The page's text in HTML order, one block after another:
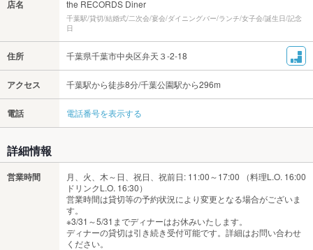
店名 the RECORDS Diner
千葉駅/貸切/結婚式/二次会/宴会/ダイニングバー/ランチ/女子会/誕生日/記念
日
住所 千葉県千葉市中央区弁天３-2-18
アクセス 千葉駅から徒歩8分/千葉公園駅から296m
電話 電話番号を表示する
詳細情報
営業時間
月、火、木～日、祝日、祝前日: 11:00～17:00 （料理L.O. 16:00
ドリンクL.O. 16:30）
営業時間は貸切等の予約状況により変更となる場合がございま
す。
※3/31～5/31までディナーはお休みいたします。
ディナーの貸切は引き続き受付可能です。詳細はお問い合わせ
ください。